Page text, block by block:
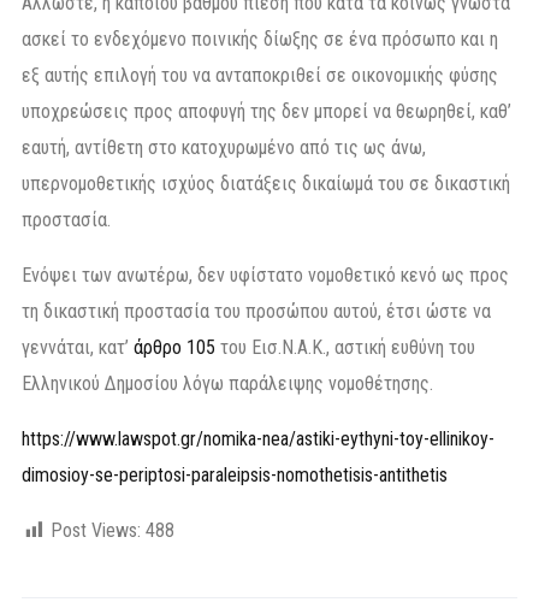
ασκεί το ενδεχόμενο ποινικής δίωξης σε ένα πρόσωπο και η
εξ αυτής επιλογή του να ανταποκριθεί σε οικονομικής φύσης
υποχρεώσεις προς αποφυγή της δεν μπορεί να θεωρηθεί, καθ’
εαυτή, αντίθετη στο κατοχυρωμένο από τις ως άνω,
υπερνομοθετικής ισχύος διατάξεις δικαίωμά του σε δικαστική
προστασία.
Ενόψει των ανωτέρω, δεν υφίστατο νομοθετικό κενό ως προς
τη δικαστική προστασία του προσώπου αυτού, έτσι ώστε να
γεννάται, κατ’ άρθρο 105 του Εισ.Ν.Α.Κ., αστική ευθύνη του
Ελληνικού Δημοσίου λόγω παράλειψης νομοθέτησης.
https://www.lawspot.gr/nomika-nea/astiki-eythyni-toy-ellinikoy-
dimosioy-se-periptosi-paraleipsis-nomothetisis-antithetis
Post Views: 488